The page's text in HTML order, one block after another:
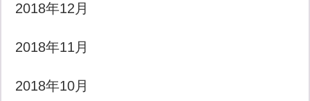
2018年12月
2018年11月
2018年10月